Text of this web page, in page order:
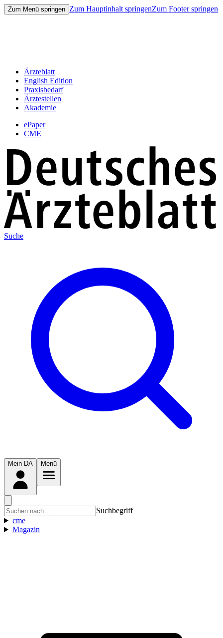
Zum Menü springen Zum Hauptinhalt springenZum Footer springen
Ärzteblatt
English Edition
Praxisbedarf
Ärztestellen
Akademie
ePaper
CME
Suche
Mein DÄ Menü
Suchbegriff
cme
Magazin